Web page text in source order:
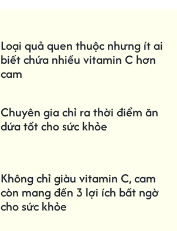
Loại quả quen thuộc nhưng ít ai
biết chứa nhiều vitamin C hơn
cam
Chuyên gia chỉ ra thời điểm ăn
dứa tốt cho sức khỏe
Không chỉ giàu vitamin C, cam
còn mang đến 3 lợi ích bất ngờ
cho sức khỏe